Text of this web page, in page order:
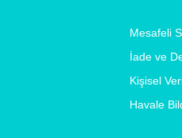
Mesafeli
İade ve
Kişisel
Havale